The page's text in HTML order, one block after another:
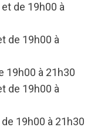
de 19h00 à
de 19h00 à
19h00 à 21h30
de 19h00 à
19h00 à 21h30